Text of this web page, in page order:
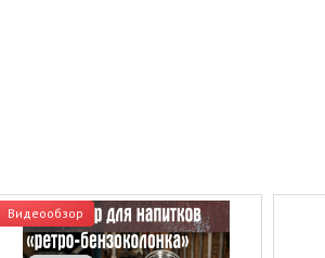
Видеообзор